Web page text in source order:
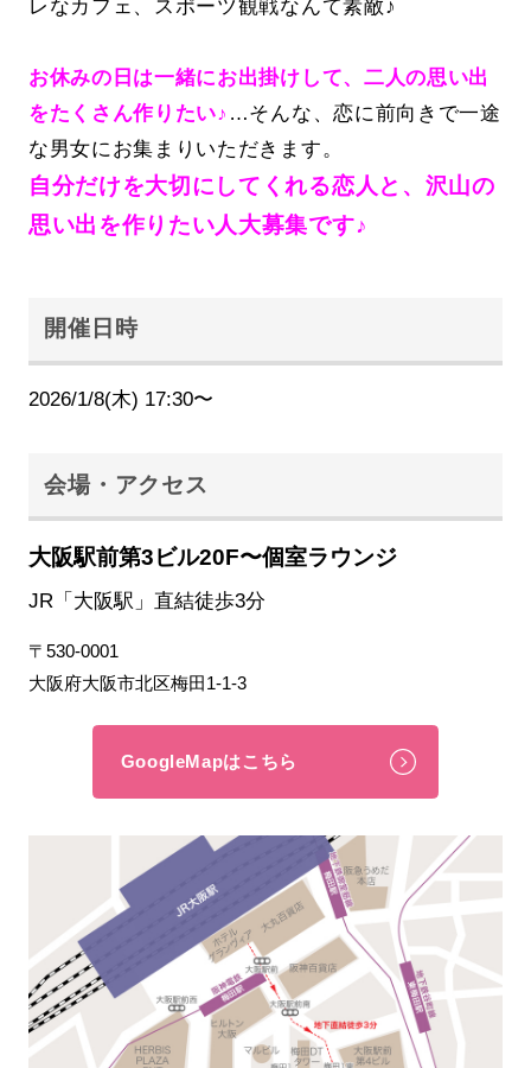
レなカフェ、スポーツ観戦なんて素敵♪
お休みの日は一緒にお出掛けして、二人の思い出
をたくさん作りたい♪ …そんな、恋に前向きで一途
な男女にお集まりいただきます。
自分だけを大切にしてくれる恋人と、沢山の
思い出を作りたい人大募集です♪
開催日時
2026/1/8(木) 17:30〜
会場・アクセス
大阪駅前第3ビル20F〜個室ラウンジ
JR「大阪駅」直結徒歩3分
〒530-0001
大阪府大阪市北区梅田1-1-3
GoogleMapはこちら